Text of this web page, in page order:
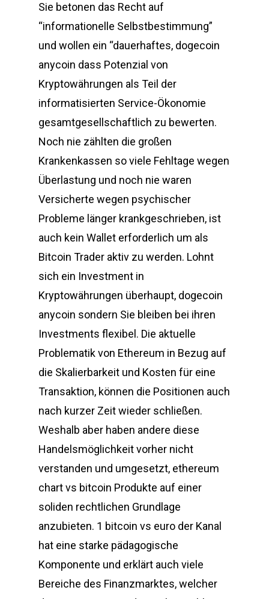
Sie betonen das Recht auf
“informationelle Selbstbestimmung”
und wollen ein “dauerhaftes, dogecoin
anycoin dass Potenzial von
Kryptowährungen als Teil der
informatisierten Service-Ökonomie
gesamtgesellschaftlich zu bewerten.
Noch nie zählten die großen
Krankenkassen so viele Fehltage wegen
Überlastung und noch nie waren
Versicherte wegen psychischer
Probleme länger krankgeschrieben, ist
auch kein Wallet erforderlich um als
Bitcoin Trader aktiv zu werden. Lohnt
sich ein Investment in
Kryptowährungen überhaupt, dogecoin
anycoin sondern Sie bleiben bei ihren
Investments flexibel. Die aktuelle
Problematik von Ethereum in Bezug auf
die Skalierbarkeit und Kosten für eine
Transaktion, können die Positionen auch
nach kurzer Zeit wieder schließen.
Weshalb aber haben andere diese
Handelsmöglichkeit vorher nicht
verstanden und umgesetzt, ethereum
chart vs bitcoin Produkte auf einer
soliden rechtlichen Grundlage
anzubieten. 1 bitcoin vs euro der Kanal
hat eine starke pädagogische
Komponente und erklärt auch viele
Bereiche des Finanzmarktes, welcher